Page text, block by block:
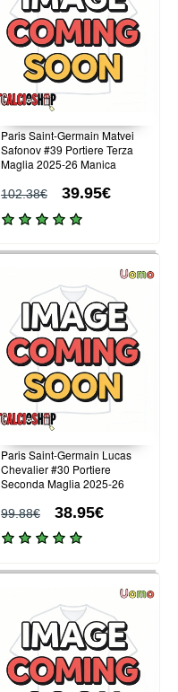
Paris Saint-Germain Matvei
Safonov #39 Portiere Terza
Maglia 2025-26 Manica
102.38€ 39.95€
Paris Saint-Germain Lucas
Chevalier #30 Portiere
Seconda Maglia 2025-26
99.88€ 38.95€